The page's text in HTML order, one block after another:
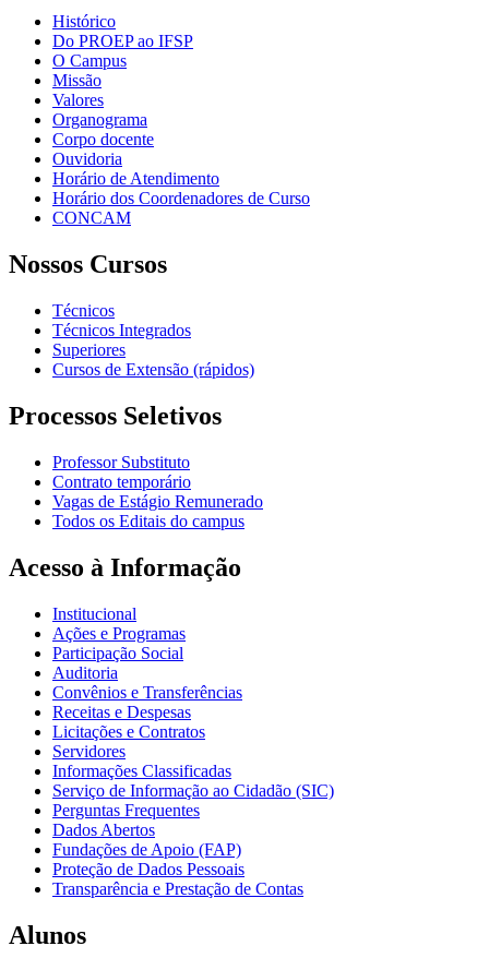
Histórico
Do PROEP ao IFSP
O Campus
Missão
Valores
Organograma
Corpo docente
Ouvidoria
Horário de Atendimento
Horário dos Coordenadores de Curso
CONCAM
Nossos Cursos
Técnicos
Técnicos Integrados
Superiores
Cursos de Extensão (rápidos)
Processos Seletivos
Professor Substituto
Contrato temporário
Vagas de Estágio Remunerado
Todos os Editais do campus
Acesso à Informação
Institucional
Ações e Programas
Participação Social
Auditoria
Convênios e Transferências
Receitas e Despesas
Licitações e Contratos
Servidores
Informações Classificadas
Serviço de Informação ao Cidadão (SIC)
Perguntas Frequentes
Dados Abertos
Fundações de Apoio (FAP)
Proteção de Dados Pessoais
Transparência e Prestação de Contas
Alunos